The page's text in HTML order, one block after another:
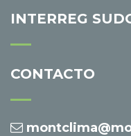
INTERREG
CONTACTO